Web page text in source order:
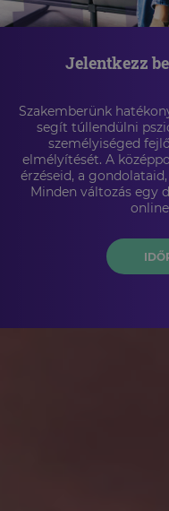
Jelentkezz
Szakemberünk
segít túllendülni
személyiséged
elmélyítését. A
érzéseid, a
Minden változás egy